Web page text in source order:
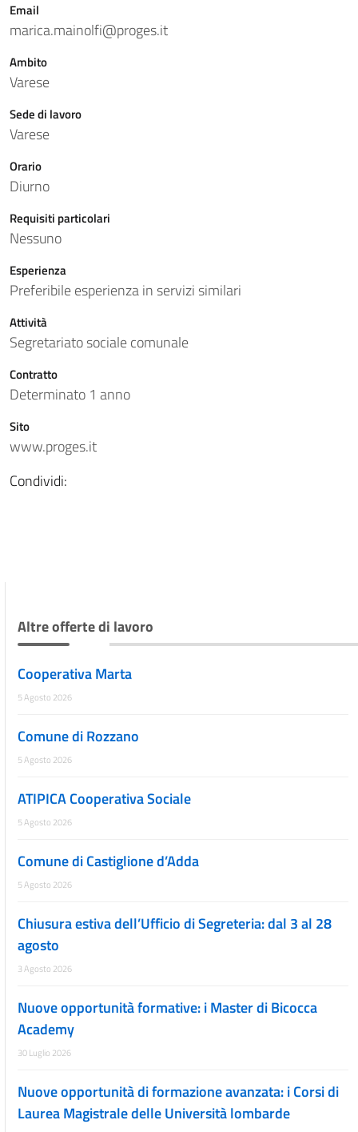
Email
marica.mainolfi@proges.it
Ambito
Varese
Sede di lavoro
Varese
Orario
Diurno
Requisiti particolari
Nessuno
Esperienza
Preferibile esperienza in servizi similari
Attività
Segretariato sociale comunale
Contratto
Determinato 1 anno
Sito
www.proges.it
Condividi:
Altre offerte di lavoro
Cooperativa Marta
5 Agosto 2026
Comune di Rozzano
5 Agosto 2026
ATIPICA Cooperativa Sociale
5 Agosto 2026
Comune di Castiglione d’Adda
5 Agosto 2026
Chiusura estiva dell’Ufficio di Segreteria: dal 3 al 28
agosto
3 Agosto 2026
Nuove opportunità formative: i Master di Bicocca
Academy
30 Luglio 2026
Nuove opportunità di formazione avanzata: i Corsi di
Laurea Magistrale delle Università lombarde